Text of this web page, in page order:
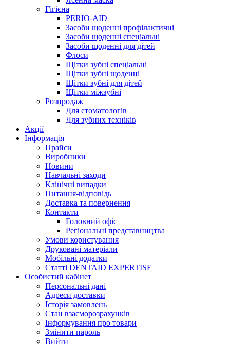
Гігієна
PERIO-AID
Засоби щоденні профілактичні
Засоби щоденні спеціальні
Засоби щоденні для дітей
Флоси
Щітки зубні спеціальні
Щітки зубні щоденні
Щітки зубні для дітей
Щітки міжзубні
Розпродаж
Для стоматологів
Для зубних техніків
Акції
Інформація
Прайси
Виробники
Новини
Навчальні заходи
Клінічні випадки
Питання-відповідь
Доставка та повернення
Контакти
Головний офіс
Регіональні представництва
Умови користування
Друковані матеріали
Мобільні додатки
Статті DENTAID EXPERTISE
Особистий кабінет
Персональні дані
Адреси доставки
Історія замовлень
Стан взаєморозрахунків
Інформування про товари
Змінити пароль
Вийти